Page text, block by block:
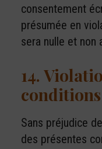
consentement
présumée en
sera nulle et non
14.
Sans préjudice
des présentes